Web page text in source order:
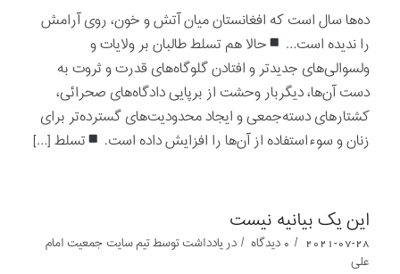
ده‌ها سال است که افغانستان میان آتش و خون، روی آرامش
را ندیده است…
حالا هم تسلط طالبان بر ولایات و
ولسوالی‌های جدیدتر و افتادن گلوگاه‌های قدرت و ثروت به
دست آن‌ها، دیگربار وحشت از برپایی دادگاه‌های صحرائی،
کشتارهای دسته‌جمعی و ایجاد محدودیت‌های گسترده‌تر برای
زنان و سوءاستفاده از آن‌ها را افزایش داده است.
تسلط […]
این یک بیانیه نیست
2021-07-28
/ 0 دیدگاه / دریادداشت‌‌‌‌‌‌‌توسطتیم سایت جمعیت امام
علی